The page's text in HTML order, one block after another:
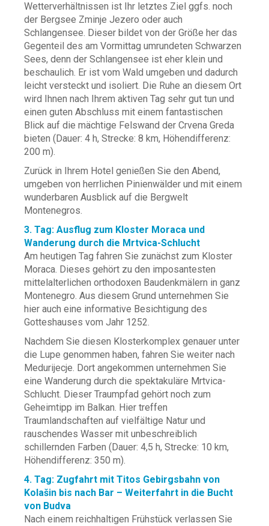
Wetterverhältnissen ist Ihr letztes Ziel ggfs. noch
der Bergsee Zminje Jezero oder auch
Schlangensee. Dieser bildet von der Größe her das
Gegenteil des am Vormittag umrundeten Schwarzen
Sees, denn der Schlangensee ist eher klein und
beschaulich. Er ist vom Wald umgeben und dadurch
leicht versteckt und isoliert. Die Ruhe an diesem Ort
wird Ihnen nach Ihrem aktiven Tag sehr gut tun und
einen guten Abschluss mit einem fantastischen
Blick auf die mächtige Felswand der Crvena Greda
bieten (Dauer: 4 h, Strecke: 8 km, Höhendifferenz:
200 m).
Zurück in Ihrem Hotel genießen Sie den Abend,
umgeben von herrlichen Pinienwälder und mit einem
wunderbaren Ausblick auf die Bergwelt
Montenegros.
3. Tag: Ausflug zum Kloster Moraca und
Wanderung durch die Mrtvica-Schlucht
Am heutigen Tag fahren Sie zunächst zum Kloster
Moraca. Dieses gehört zu den imposantesten
mittelalterlichen orthodoxen Baudenkmälern in ganz
Montenegro. Aus diesem Grund unternehmen Sie
hier auch eine informative Besichtigung des
Gotteshauses vom Jahr 1252.
Nachdem Sie diesen Klosterkomplex genauer unter
die Lupe genommen haben, fahren Sie weiter nach
Medurijecje. Dort angekommen unternehmen Sie
eine Wanderung durch die spektakuläre Mrtvica-
Schlucht. Dieser Traumpfad gehört noch zum
Geheimtipp im Balkan. Hier treffen
Traumlandschaften auf vielfältige Natur und
rauschendes Wasser mit unbeschreiblich
schillernden Farben (Dauer: 4,5 h, Strecke: 10 km,
Höhendifferenz: 350 m).
4. Tag: Zugfahrt mit Titos Gebirgsbahn von
Kolašin bis nach Bar – Weiterfahrt in die Bucht
von Budva
Nach einem reichhaltigen Frühstück verlassen Sie